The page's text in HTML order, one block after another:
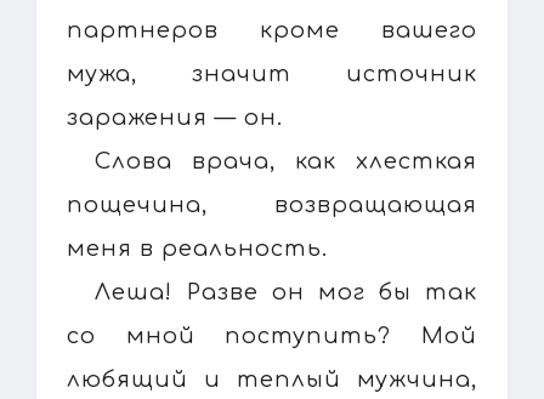
партнеров кроме вашего
мужа, значит источник
заражения — он.
Слова врача, как хлесткая
пощечина, возвращающая
меня в реальность.
Леша! Разве он мог бы так
со мной поступить? Мой
любящий и теплый мужчина,